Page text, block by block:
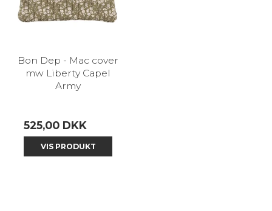
Bon Dep - Mac cover
mw Liberty Capel
Army
525,00 DKK
VIS PRODUKT